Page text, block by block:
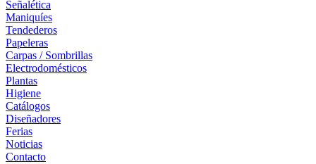
Señalética
Maniquíes
Tendederos
Papeleras
Carpas / Sombrillas
Electrodomésticos
Plantas
Higiene
Catálogos
Diseñadores
Ferias
Noticias
Contacto